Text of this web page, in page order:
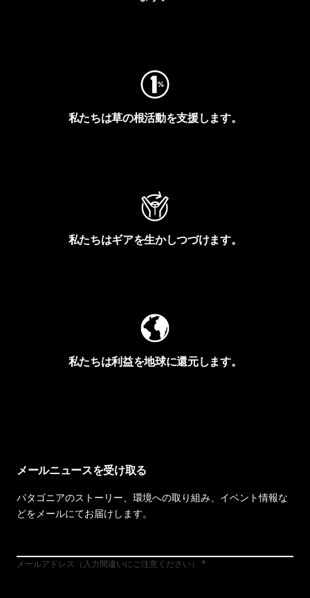
私たちは草の根活動を支援します。
私たちはギアを生かしつづけます。
私たちは利益を地球に還元します。
メールニュースを受け取る
パタゴニアのストーリー、環境への取り組み、イベント情報な
どをメールにてお届けします。
メールアドレス（入力間違いにご注意ください）